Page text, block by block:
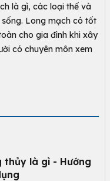
là gì, các loại thế và
Long mạch có tốt
cho gia đình khi xây
có chuyên môn xem
thủy là gì - Hướng